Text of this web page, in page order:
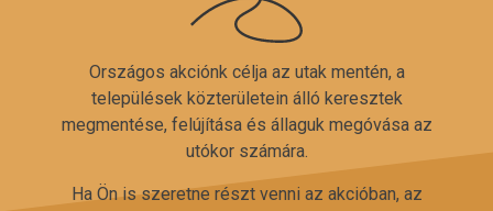
Országos akciónk célja az utak mentén, a
települések közterületein álló keresztek
megmentése, felújítása és állaguk megóvása az
utókor számára.
Ha Ön is szeretne részt venni az akcióban, az